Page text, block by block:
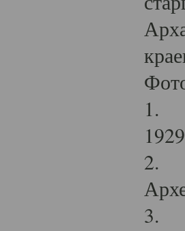
1.
2.
3.